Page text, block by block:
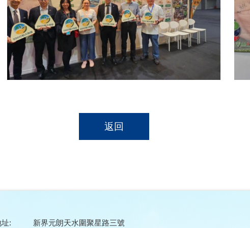
返回
: 新界元朗天水圍聚星路三號